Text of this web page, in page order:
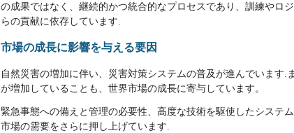
の成果ではなく、継続的かつ統合的なプロセスであり、訓練やロ
らの貢献に依存しています.
市場の成長に影響を与える要因
自然災害の増加に伴い、災害対策システムの普及が進んでいます
が増加していることも、世界市場の成長に寄与しています。
緊急事態への備えと管理の必要性、高度な技術を駆使したシステ
市場の需要をさらに押し上げています.